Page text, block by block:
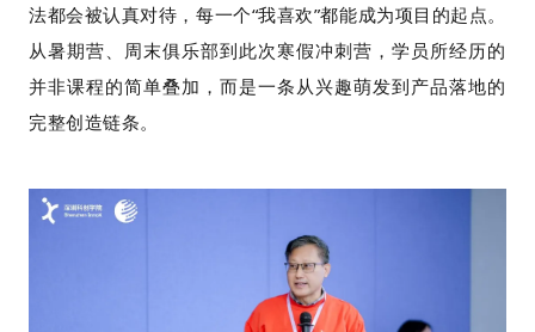
法都会被认真对待，每一个“我喜欢”都能成为项目的起点。
从暑期营、周末俱乐部到此次寒假冲刺营，学员所经历的
并非课程的简单叠加，而是一条从兴趣萌发到产品落地的
完整创造链条。